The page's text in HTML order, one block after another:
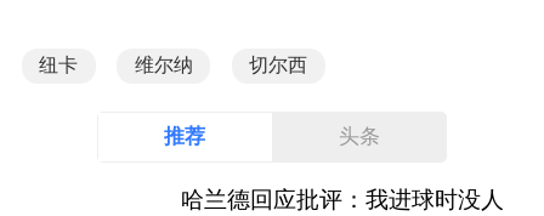
纽卡 维尔纳 切尔西
推荐 头条
哈兰德回应批评：我进球时没人